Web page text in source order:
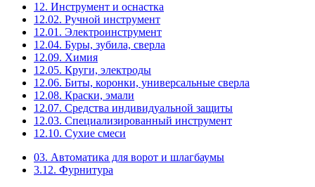
12. Инструмент и оснастка
12.02. Ручной инструмент
12.01. Электроинструмент
12.04. Буры, зубила, сверла
12.09. Химия
12.05. Круги, электроды
12.06. Биты, коронки, универсальные сверла
12.08. Краски, эмали
12.07. Средства индивидуальной защиты
12.03. Специализированный инструмент
12.10. Сухие смеси
03. Автоматика для ворот и шлагбаумы
3.12. Фурнитура